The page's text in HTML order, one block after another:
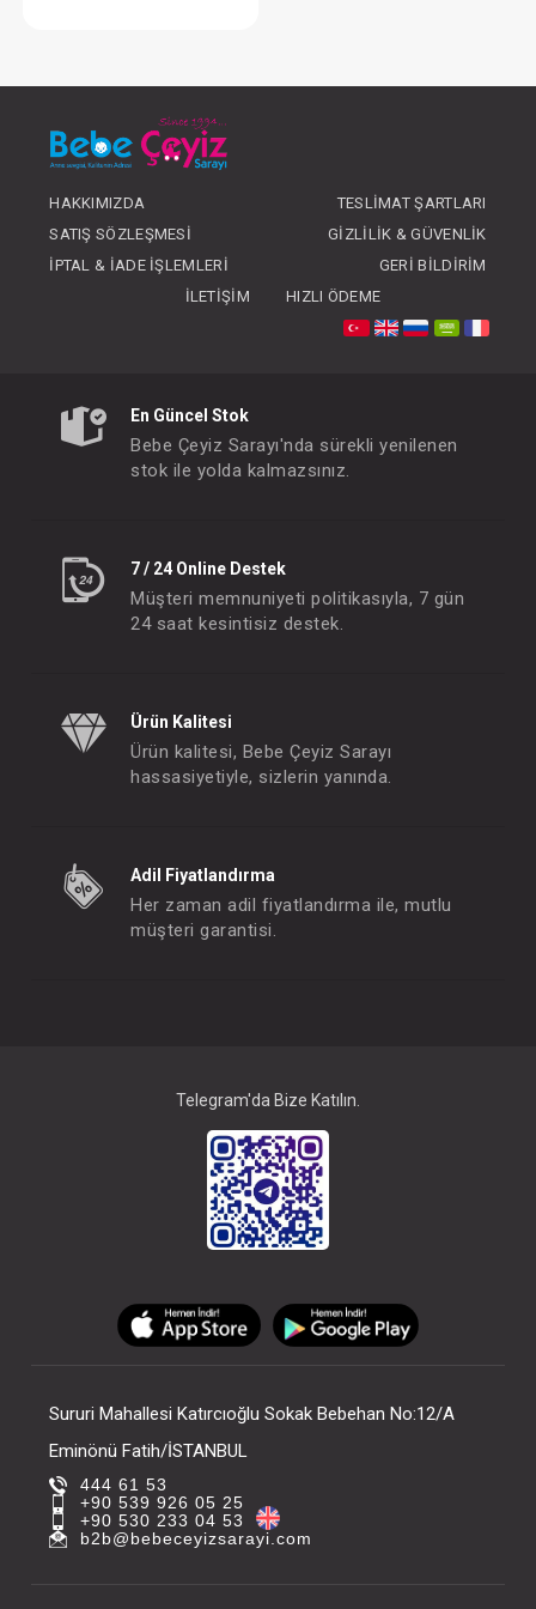
OLUNUZ
HAKKIMIZDA
TESLIMAT ŞARTLARI
SATIŞ SÖZLEŞMESI
GIZLILIK & GÜVENLIK
İPTAL & İADE İŞLEMLERI
GERI BILDIRIM
İLETIŞIM
HIZLI ÖDEME
En Güncel Stok
Bebe Çeyiz Sarayı'nda sürekli yenilenen
stok ile yolda kalmazsınız.
7 / 24 Online Destek
Müşteri memnuniyeti politikasıyla, 7 gün
24 saat kesintisiz destek.
Ürün Kalitesi
Ürün kalitesi, Bebe Çeyiz Sarayı
hassasiyetiyle, sizlerin yanında.
Adil Fiyatlandırma
Her zaman adil fiyatlandırma ile, mutlu
müşteri garantisi.
Telegram'da Bize Katılın.
Sururi Mahallesi Katırcıoğlu Sokak Bebehan No:12/A
Eminönü Fatih/İSTANBUL
444 61 53
+90 539 926 05 25
+90 530 233 04 53
b2b@bebeceyizsarayi.com